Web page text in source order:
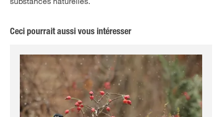
Ceci pourrait aussi vous intéresser